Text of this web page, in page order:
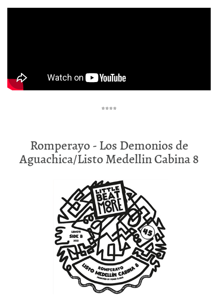
****
Romperayo - Los Demonios de
Aguachica/Listo Medellin Cabina 8